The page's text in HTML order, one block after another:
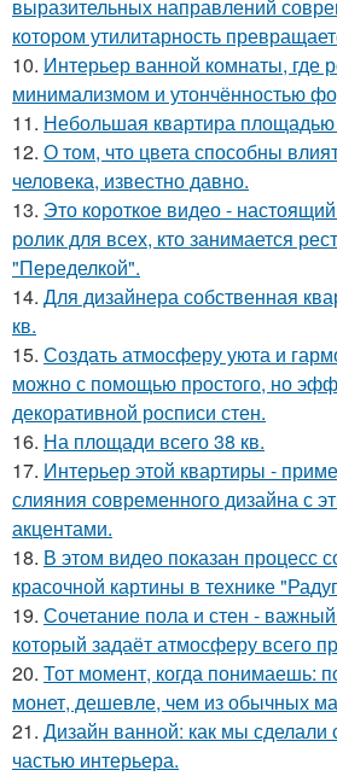
выразительных направлений
котором утилитарность
10. Интерьер ванной комнаты, где
минимализмом и утончённостью
11. Небольшая квартира площадью
12. О том, что цвета способны
человека, известно давно.
13. Это короткое видео -
ролик для всех, кто занимается
"Переделкой".
14. Для дизайнера собственная
кв.
15. Создать атмосферу уюта и
можно с помощью простого, но
декоративной росписи стен.
16. На площади всего 38 кв.
17. Интерьер этой квартиры -
слияния современного дизайна с
акцентами.
18. В этом видео показан процесс
красочной картины в технике
19. Сочетание пола и стен -
который задаёт атмосферу всего
20. Тот момент, когда понимаешь:
монет, дешевле, чем из обычных
21. Дизайн ванной: как мы сделали
частью интерьера.